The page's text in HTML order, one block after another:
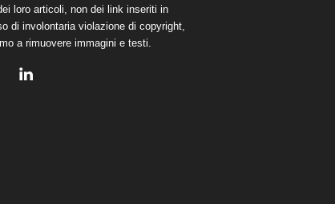
loro articoli, non dei link inseriti in
di involontaria violazione di copyright,
a rimuovere immagini e testi.